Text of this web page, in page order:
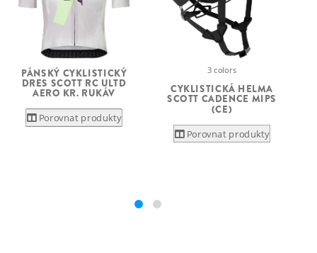
PÁNSKÝ CYKLISTICKÝ
DRES SCOTT RC ULTD
AERO KR. RUKÁV
Porovnat produkty
3 colors
CYKLISTICKÁ HELMA
SCOTT CADENCE MIPS
(CE)
Porovnat produkty